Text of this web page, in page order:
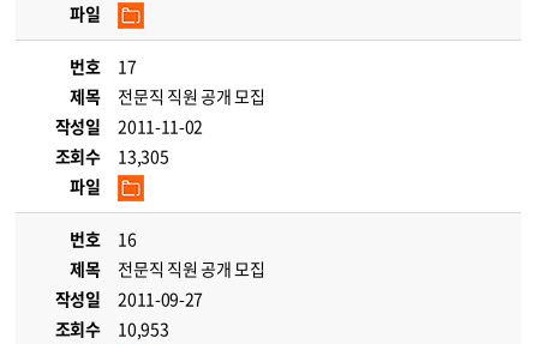
파일
번호
17
제목
전문직 직원 공개 모집
작성일
2011-11-02
조회수
13,305
파일
번호
16
제목
전문직 직원 공개 모집
작성일
2011-09-27
조회수
10,953